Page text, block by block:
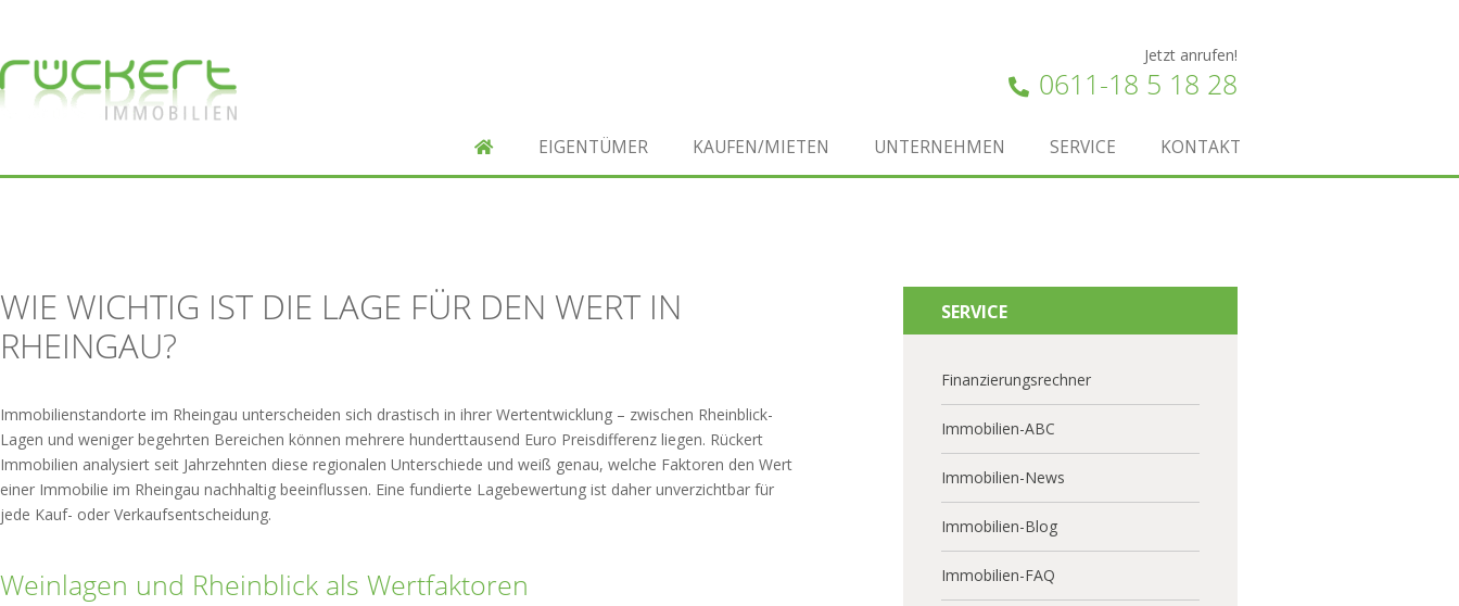
Jetzt anrufen!
0611-18 5 18 28
EIGENTÜMER KAUFEN/MIETEN UNTERNEHMEN SERVICE KONTAKT
WIE WICHTIG IST DIE LAGE FÜR DEN WERT IN
RHEINGAU?
Immobilienstandorte im Rheingau unterscheiden sich drastisch in ihrer Wertentwicklung – zwischen Rheinblick-
Lagen und weniger begehrten Bereichen können mehrere hunderttausend Euro Preisdifferenz liegen. Rückert
Immobilien analysiert seit Jahrzehnten diese regionalen Unterschiede und weiß genau, welche Faktoren den Wert
einer Immobilie im Rheingau nachhaltig beeinflussen. Eine fundierte Lagebewertung ist daher unverzichtbar für
jede Kauf- oder Verkaufsentscheidung.
Weinlagen und Rheinblick als Wertfaktoren
SERVICE
Finanzierungsrechner
Immobilien-ABC
Immobilien-News
Immobilien-Blog
Immobilien-FAQ